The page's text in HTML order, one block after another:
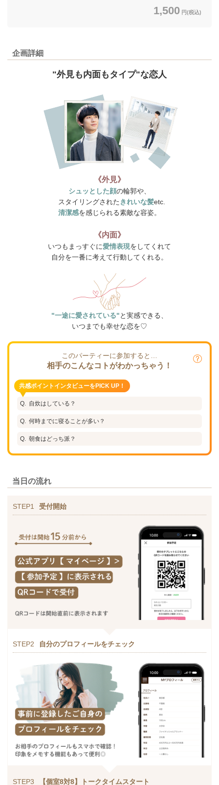
1,500 円(税込)
企画詳細
"外見も内面もタイプ"な恋人
《外見》
シュッとした顔の輪郭や、
スタイリングされた きれいな髪etc.
清潔感を感じられる素敵な容姿。
《内面》
いつもまっすぐに愛情表現をしてくれて
自分を一番に考えて行動してくれる。
"一途に愛されている"と実感できる、
いつまでも幸せな恋を♡
このパーティーに参加すると…
相手のこんなコトがわかっちゃう！
共感ポイントインタビューをPICK UP！
自炊はしている？
何時までに寝ることが多い？
朝食はどっち派？
当日の流れ
STEP1 受付開始
STEP2 自分のプロフィールをチェック
STEP3 【個室8対8】トークタイムスタート